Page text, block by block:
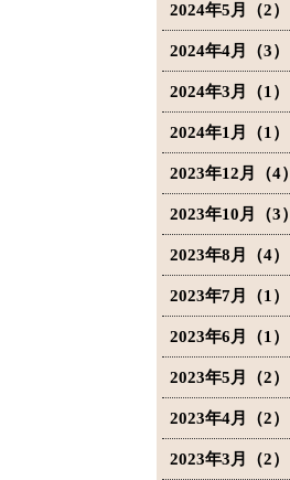
2024年5月（2）
2024年4月（3）
2024年3月（1）
2024年1月（1）
2023年12月（4）
2023年10月（3）
2023年8月（4）
2023年7月（1）
2023年6月（1）
2023年5月（2）
2023年4月（2）
2023年3月（2）